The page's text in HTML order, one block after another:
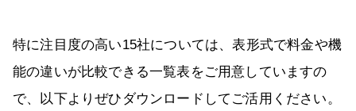
特に注目度の高い15社については、表形式で料金や機
能の違いが比較できる一覧表をご用意していますの
で、以下よりぜひダウンロードしてご活用ください。